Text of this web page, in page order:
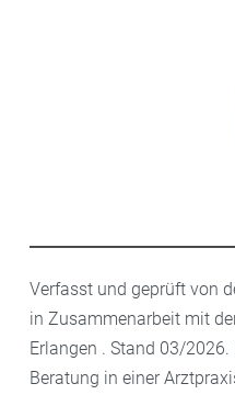
Verfasst und geprüft von
in Zusammenarbeit mit
Erlangen . Stand 03/
Beratung in einer